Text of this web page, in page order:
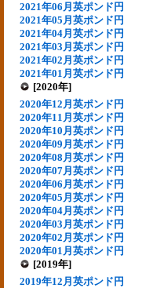
2021年06月英ポンド円
2021年05月英ポンド円
2021年04月英ポンド円
2021年03月英ポンド円
2021年02月英ポンド円
2021年01月英ポンド円
[2020年]
2020年12月英ポンド円
2020年11月英ポンド円
2020年10月英ポンド円
2020年09月英ポンド円
2020年08月英ポンド円
2020年07月英ポンド円
2020年06月英ポンド円
2020年05月英ポンド円
2020年04月英ポンド円
2020年03月英ポンド円
2020年02月英ポンド円
2020年01月英ポンド円
[2019年]
2019年12月英ポンド円